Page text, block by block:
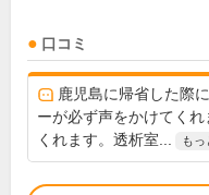
口コミ
鹿児島に帰省した際
ーが必ず声をかけてく
くれます。透析室...
も